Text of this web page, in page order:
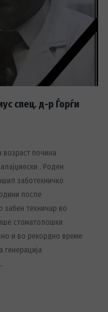
спец. д-р Ѓорѓи
возраст почина
. Роден
заботехничко
после
забен техничар во
стоматолошки
и во рекордно време
генерација